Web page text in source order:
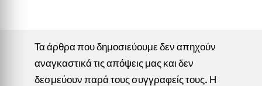
Τα άρθρα που δημοσιεύουμε δεν απηχούν
αναγκαστικά τις απόψεις μας και δεν
δεσμεύουν παρά τους συγγραφείς τους. Η